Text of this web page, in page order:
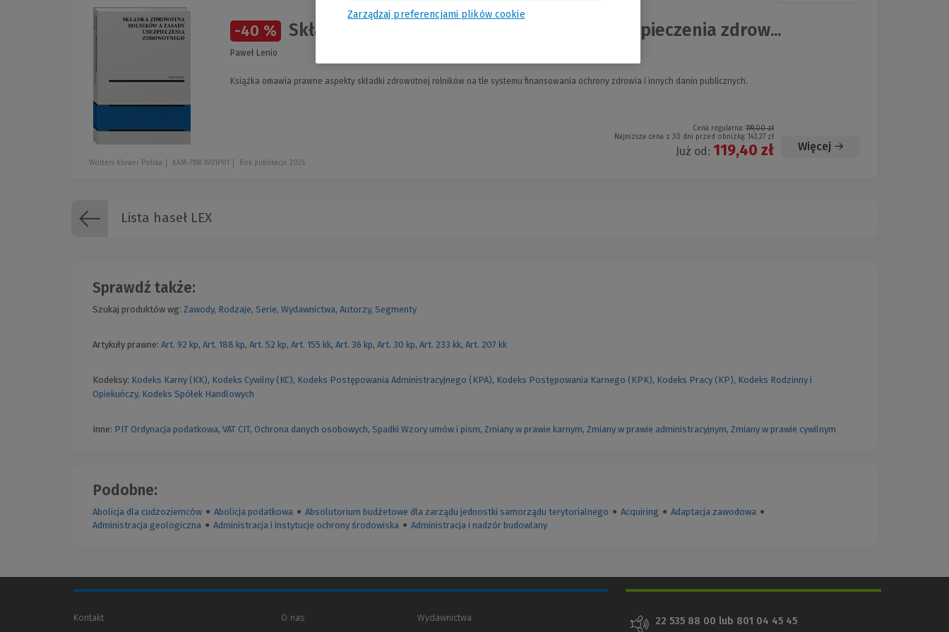
-40 % Składka zdrowotna rolników a zasady ubezpieczenia zdrow...
Paweł Lenio
Książka omawia prawne aspekty składki zdrowotnej rolników na tle systemu finansowania ochrony zdrowia i innych danin publicznych.
Cena regularna: 199,00 zł
Najniższa cena z 30 dni przed obniżką: 143,27 zł
Już od: 119,40 zł Więcej
Wolters Kluwer Polska KAM-7188 W01P01 Rok publikacji: 2026
Lista haseł LEX
Sprawdź także:
Szukaj produktów wg: Zawody, Rodzaje, Serie, Wydawnictwa, Autorzy, Segmenty
Artykuły prawne: Art. 92 kp, Art. 188 kp, Art. 52 kp, Art. 155 kk, Art. 36 kp, Art. 30 kp, Art. 233 kk, Art. 207 kk
Kodeksy: Kodeks Karny (KK), Kodeks Cywilny (KC), Kodeks Postępowania Administracyjnego (KPA), Kodeks Postępowania Karnego (KPK), Kodeks Pracy (KP), Kodeks Rodzinny i
Opiekuńczy, Kodeks Spółek Handlowych
Inne: PIT Ordynacja podatkowa, VAT CIT, Ochrona danych osobowych, Spadki Wzory umów i pism, Zmiany w prawie karnym, Zmiany w prawie administracyjnym, Zmiany w prawie cywilnym
Podobne:
Abolicja dla cudzoziemców ● Abolicja podatkowa ● Absolutorium budżetowe dla zarządu jednostki samorządu terytorialnego ● Acquiring ● Adaptacja zawodowa ●
Administracja geologiczna ● Administracja i instytucje ochrony środowiska ● Administracja i nadzór budowlany
Kontakt
O nas
Wydawnictwa
22 535 88 00 lub 801 04 45 45
Zarządzaj preferencjami plików cookie